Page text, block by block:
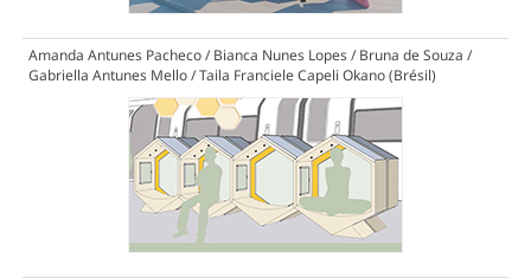
Amanda Antunes Pacheco / Bianca Nunes Lopes / Bruna de Souza /
Gabriella Antunes Mello / Taila Franciele Capeli Okano (Brésil)